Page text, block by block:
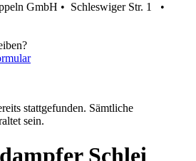
GmbH • Schleswiger Str. 1 •
stattgefunden. Sämtliche
sein.
Schlei